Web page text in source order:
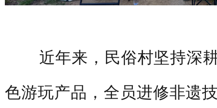
近年来，民俗村坚持深耕
色游玩产品，全员进修非遗